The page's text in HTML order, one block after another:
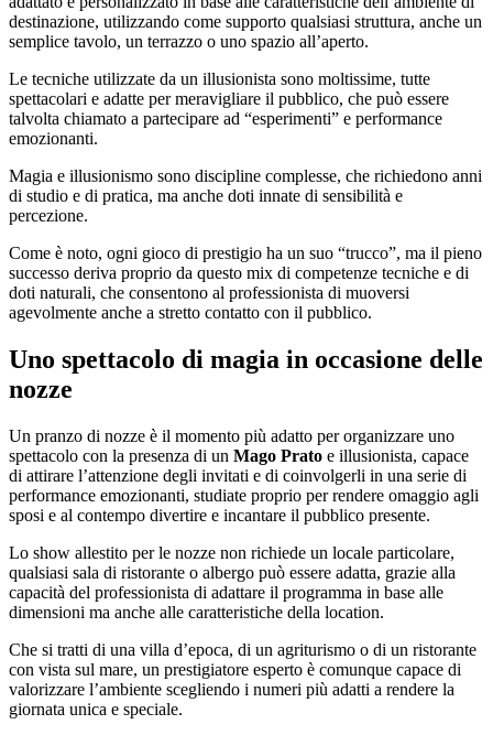
destinazione, utilizzando come supporto qualsiasi struttura, anche un
semplice tavolo, un terrazzo o uno spazio all’aperto.
Le tecniche utilizzate da un illusionista sono moltissime, tutte
spettacolari e adatte per meravigliare il pubblico, che può essere
talvolta chiamato a partecipare ad “esperimenti” e performance
emozionanti.
Magia e illusionismo sono discipline complesse, che richiedono anni
di studio e di pratica, ma anche doti innate di sensibilità e
percezione.
Come è noto, ogni gioco di prestigio ha un suo “trucco”, ma il pieno
successo deriva proprio da questo mix di competenze tecniche e di
doti naturali, che consentono al professionista di muoversi
agevolmente anche a stretto contatto con il pubblico.
Uno spettacolo di magia in occasione delle
nozze
Un pranzo di nozze è il momento più adatto per organizzare uno
spettacolo con la presenza di un Mago Prato e illusionista, capace
di attirare l’attenzione degli invitati e di coinvolgerli in una serie di
performance emozionanti, studiate proprio per rendere omaggio agli
sposi e al contempo divertire e incantare il pubblico presente.
Lo show allestito per le nozze non richiede un locale particolare,
qualsiasi sala di ristorante o albergo può essere adatta, grazie alla
capacità del professionista di adattare il programma in base alle
dimensioni ma anche alle caratteristiche della location.
Che si tratti di una villa d’epoca, di un agriturismo o di un ristorante
con vista sul mare, un prestigiatore esperto è comunque capace di
valorizzare l’ambiente scegliendo i numeri più adatti a rendere la
giornata unica e speciale.